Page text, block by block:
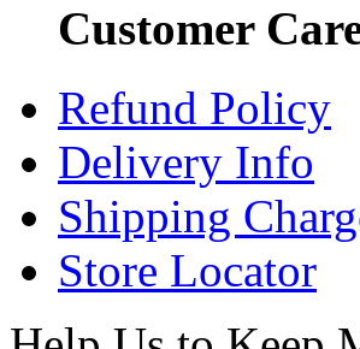
Customer
Refund Policy
Delivery Info
Shipping
Store Locator